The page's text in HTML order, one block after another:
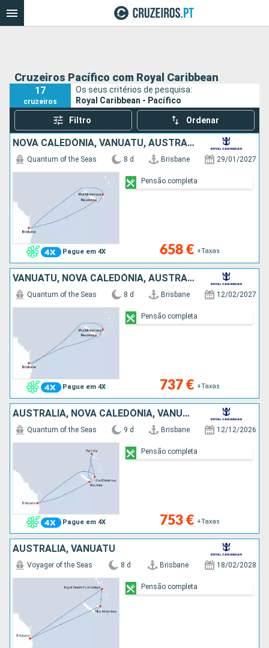
Cruzeiros Pacífico com Royal Caribbean
17
cruzeiros
Os seus critérios de pesquisa:
Royal Caribbean - Pacífico
Filtro Ordenar
NOVA CALEDÓNIA, VANUATU, AUSTRALIA
Pague em 4X
Quantum of the Seas 8 d Brisbane 29/01/2027
658 € +Taxas
Pensão completa
VANUATU, NOVA CALEDÓNIA, AUSTRALIA
Pague em 4X
Quantum of the Seas 8 d Brisbane 12/02/2027
737 € +Taxas
Pensão completa
AUSTRALIA, NOVA CALEDÓNIA, VANUATU
Pague em 4X
Quantum of the Seas 9 d Brisbane 12/12/2026
753 € +Taxas
Pensão completa
AUSTRALIA, VANUATU
Voyager of the Seas 8 d Brisbane 18/02/2028
Pensão completa